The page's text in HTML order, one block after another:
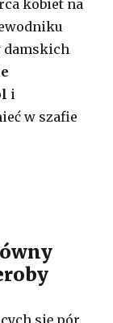
kobiet na
damskich
i
w szafie